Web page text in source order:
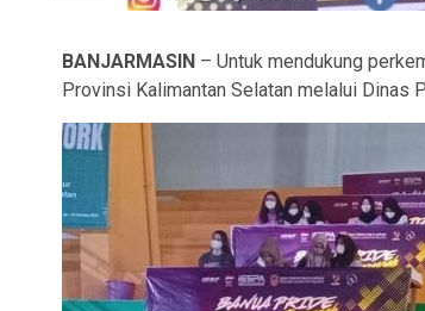
BANJARMASIN – Untuk mendukung
Provinsi Kalimantan Selatan melalui Dinas